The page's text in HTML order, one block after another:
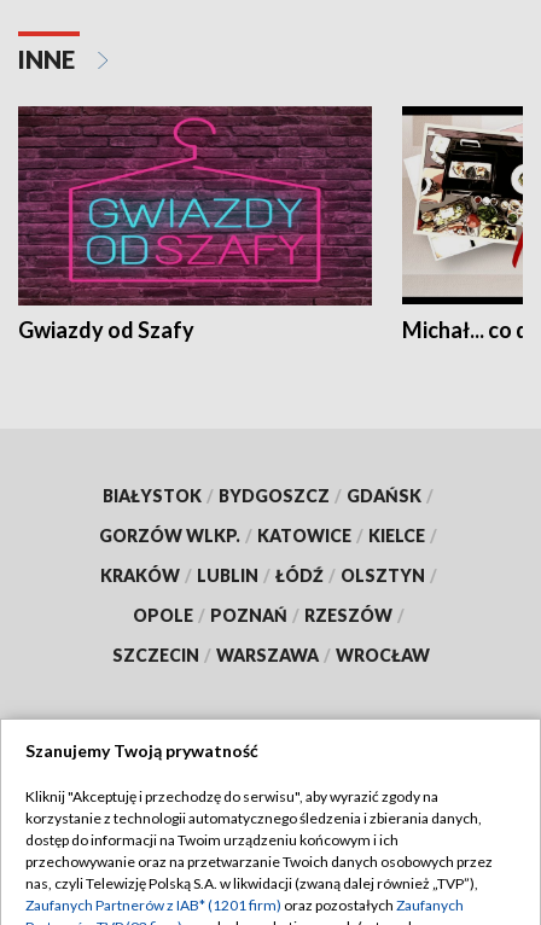
INNE
Gwiazdy od Szafy Michał... co
BIAŁYSTOK / BYDGOSZCZ / GDAŃSK /
GORZÓW WLKP. / KATOWICE / KIELCE /
KRAKÓW / LUBLIN / ŁÓDŹ / OLSZTYN /
OPOLE / POZNAŃ / RZESZÓW /
SZCZECIN / WARSZAWA / WROCŁAW
TVP
Abonament TVP
Emisja w TVP
Regulamin TVP
Polityka prywatności
Szanujemy Twoją prywatność
Kliknij "Akceptuję i przechodzę do serwisu", aby wyrazić zgody na
korzystanie z technologii automatycznego śledzenia i zbierania danych,
dostęp do informacji na Twoim urządzeniu końcowym i ich
przechowywanie oraz na przetwarzanie Twoich danych osobowych przez
nas, czyli Telewizję Polską S.A. w likwidacji (zwaną dalej również „TVP”),
Zaufanych Partnerów z IAB* (1201 firm) oraz pozostałych Zaufanych